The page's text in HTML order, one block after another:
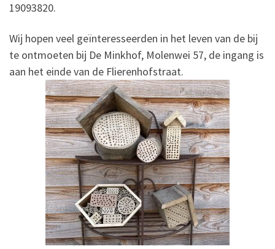
19093820.
Wij hopen veel geïnteresseerden in het leven van de bij
te ontmoeten bij De Minkhof, Molenwei 57, de ingang is
aan het einde van de Flierenhofstraat.